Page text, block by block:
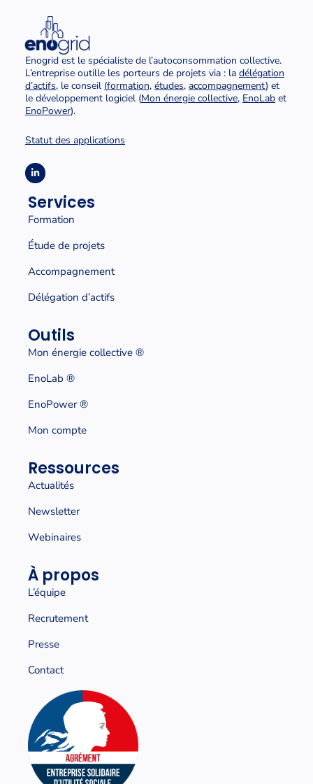
Enogrid est le spécialiste de l’autoconsommation collective.
L’entreprise outille les porteurs de projets via : la délégation
d’actifs, le conseil (formation, études, accompagnement) et
le développement logiciel (Mon énergie collective, EnoLab et
EnoPower).
Statut des applications
Services
Formation
Étude de projets
Accompagnement
Délégation d’actifs
Outils
Mon énergie collective ®
EnoLab ®
EnoPower ®
Mon compte
Ressources
Actualités
Newsletter
Webinaires
À propos
L’équipe
Recrutement
Presse
Contact